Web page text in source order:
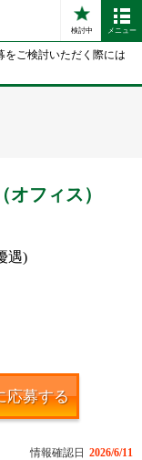
検討中 メニュー
をご検討いただく際には
フィス）
遇)
応募する
情報確認日 2026/6/11